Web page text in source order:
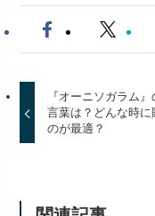
『オーニソガラム』
言葉は？どんな時に
のが最適？